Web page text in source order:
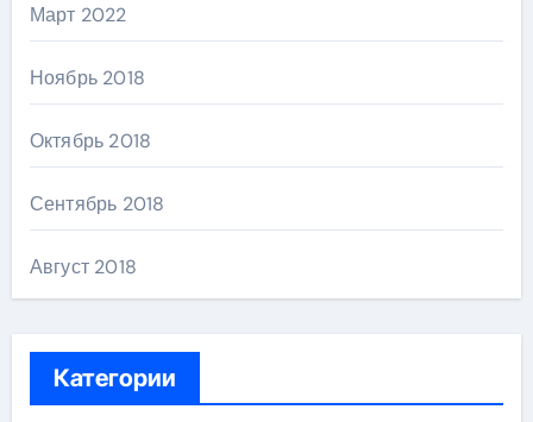
Март 2022
Ноябрь 2018
Октябрь 2018
Сентябрь 2018
Август 2018
Категории